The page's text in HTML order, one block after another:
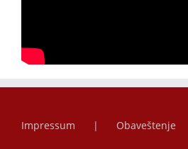
Impressum Obaveštenje